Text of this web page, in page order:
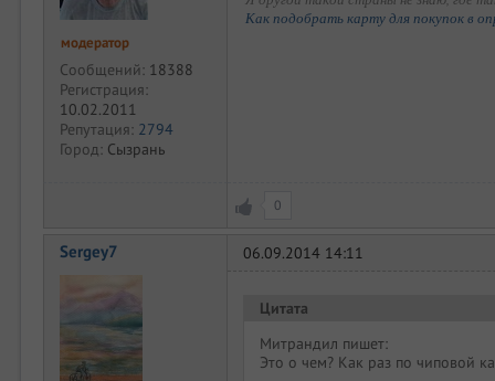
модератор
Сообщений: 18388
Регистрация:
10.02.2011
Репутация: 2794
Город: Сызрань
Как подобрать карту для покупок в
0
Sergey7 06.09.2014 14:11
Цитата
Митрандил пишет:
Это о чем? Как раз по чиповой